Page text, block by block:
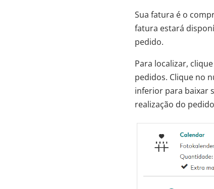
Sua fatura é o
fatura estará
pedido.
Para localizar,
pedidos. Clique no
inferior para baixar
realização do